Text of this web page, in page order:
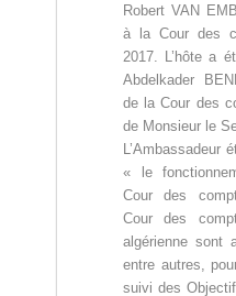
p
u
l
a
i
.
Robert VAN
à la Cour des
2017. L’hôte a
Abdelkader
de la Cour des
de Monsieur le
L’Ambassadeur
« le
Cour des
Cour des
algérienne sont
entre autres,
suivi des